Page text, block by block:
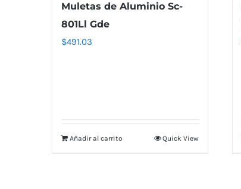
Muletas de Aluminio Sc-
801Ll Gde
$491.03
Añadir al carrito Quick View